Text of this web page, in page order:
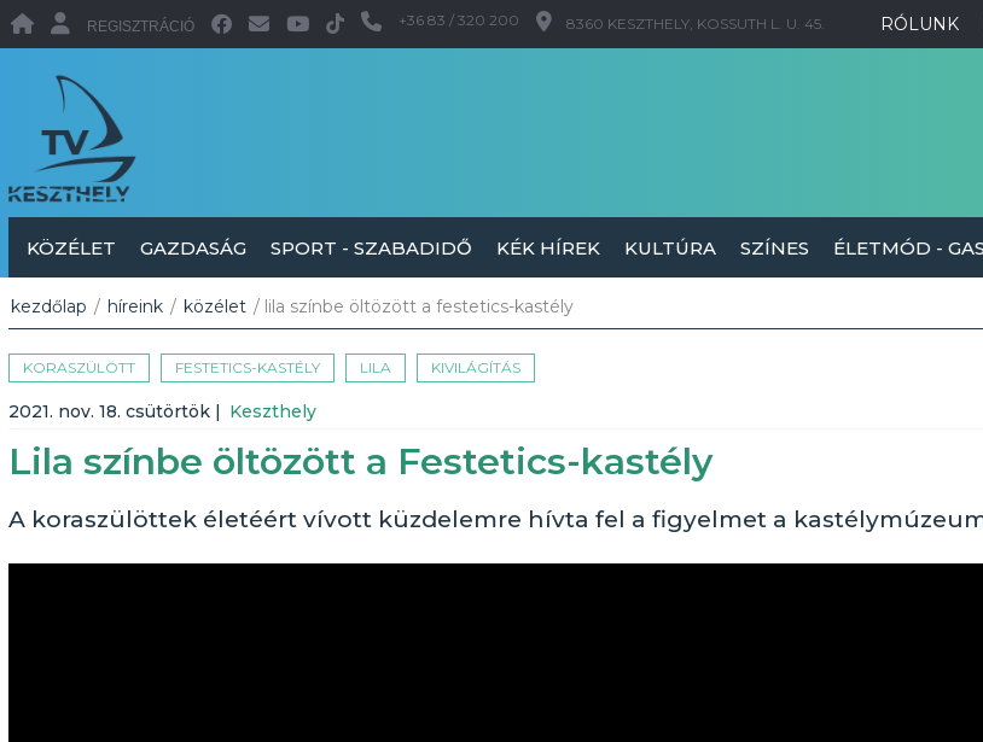
RÓLUNK
REGISZTRÁCIÓ +36 83 / 320 200 8360 KESZTHELY, KOSSUTH L. U. 45.
KÖZÉLET GAZDASÁG SPORT - SZABADIDŐ KÉK HÍREK KULTÚRA SZÍNES ÉLETMÓD -
kezdőlap / híreink / közélet / lila színbe öltözött a festetics-kastély
KORASZÜLÖTT FESTETICS-KASTÉLY LILA KIVILÁGÍTÁS
2021. nov. 18. csütörtök | Keszthely
Lila színbe öltözött a Festetics-kastély
A koraszülöttek életéért vívott küzdelemre hívta fel a figyelmet a